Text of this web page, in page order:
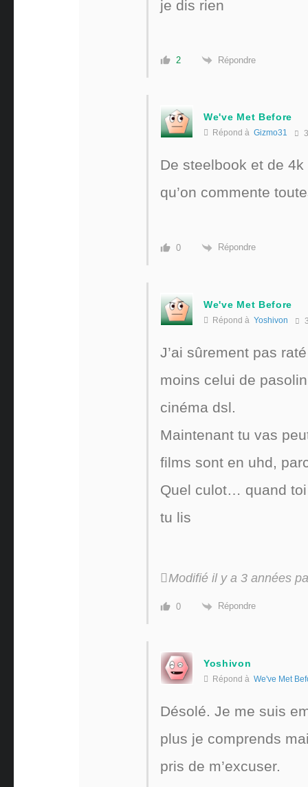
je dis rien
2 Répondre
We've Met Before
Répond à Gizmo31
De steelbook et de
qu’on commente
0 Répondre
We've Met Before
Répond à Yoshivon
J’ai sûrement pas
moins celui de
cinéma dsl.
Maintenant tu vas
films sont en uhd,
Quel culot… quand
tu lis
Modifié il y a 3 années
0 Répondre
Yoshivon
Répond à We've Met
Désolé. Je me suis
plus je comprends
pris de m’excuser.